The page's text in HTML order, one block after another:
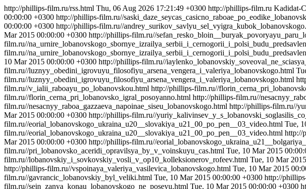
http://phillips-film.ru/rss.html Thu, 06 Aug 2026 17:21:49 +0300 http://phillips-film.ru Kadidat-
00:00:00 +0300 http://phillips-film.ru//
00:00:00 +0300 http://phillips-film.ru//
Mar 2015 00:00:00 +0300 http://phillips-film.ru//
film.ru//
film.ru//
10 Mar 2015 00:00:00 +0300 http://phillips-film.ru//
film.ru//luznyy_obedini_igrovuyu_filosofiyu_arsena_vengera_i_valeriya_lobanovskogo.html
film.ru//luznyy_obedini_igrovuyu_filosofiyu_arsena_vengera_i_valeriya_lobanovskogo.html
film.ru//v_ialii_raboayu_po_lobanovskou.html http://phillips-film.ru//
film.ru//florin_cerna_pri_lobanovsko_igral_posoyanno.html http://phillips-film.ru//
film.ru//nesacnyy_raboa_gazzaeva_napoinae_siseu_lobanovskogo.html http://phillips-film.ru//
Mar 2015 00:00:00 +0300 http://phillips-film.ru//
film.ru//eorial_lobanovskogo_ukraina_u20__slovakiya_u21_00_po_pen__03_video.html Tue,
film.ru//eorial_lobanovskogo_ukraina_u20__slovakiya_u21_00_po_pen__03_video.html http://
Mar 2015 00:00:00 +0300 http://phillips-film.ru//
film.ru//pri_lobanovsko_aceridi_opravilsya_by_v_voinskuyu_cas.html Tue, 10 Mar 2015
film.ru//lobanovskiy_i_sovkovskiy_vosli_v_op10_kolleksionerov_rofeev.html Tue, 10 Mar
http://phillips-film.ru//vspoinaya_valeriya_vasilevica_lobanovskogo.html Tue, 10 Mar 2015
film.ru//gavrancic_lobanovskiy_byl_veliki.html Tue, 10 Mar 2015 00:00:00 +0300 http://
film.ru//sein_zanya_konau_lobanovskogo_ne_poseyu.html Tue, 10 Mar 2015 00:00:00 +0300